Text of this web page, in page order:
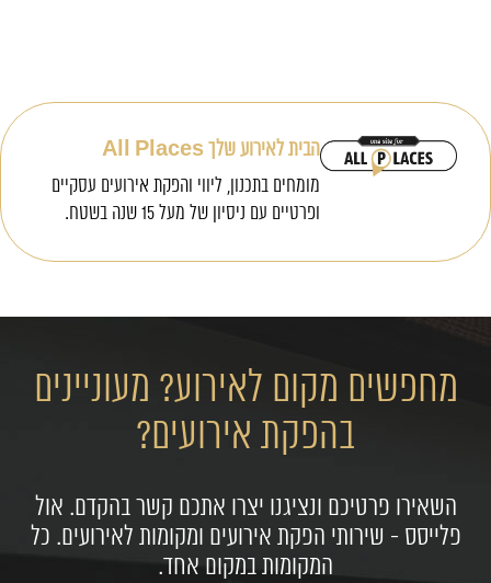
הבית לאירוע שלך All Places
מומחים בתכנון, ליווי והפקת אירועים עסקיים
ופרטיים עם ניסיון של מעל 15 שנה בשטח.
מחפשים מקום לאירוע? מעוניינים
בהפקת אירועים?
השאירו פרטיכם ונציגנו יצרו אתכם קשר בהקדם. אול
פלייסס - שירותי הפקת אירועים ומקומות לאירועים. כל
המקומות במקום אחד.